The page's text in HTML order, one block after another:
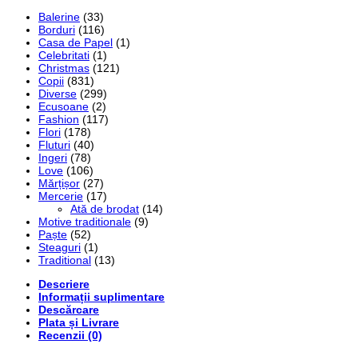
Balerine (33)
Borduri (116)
Casa de Papel (1)
Celebritati (1)
Christmas (121)
Copii (831)
Diverse (299)
Ecusoane (2)
Fashion (117)
Flori (178)
Fluturi (40)
Ingeri (78)
Love (106)
Mărțișor (27)
Mercerie (17)
Ată de brodat (14)
Motive traditionale (9)
Paște (52)
Steaguri (1)
Traditional (13)
Descriere
Informații suplimentare
Descărcare
Plata și Livrare
Recenzii (0)